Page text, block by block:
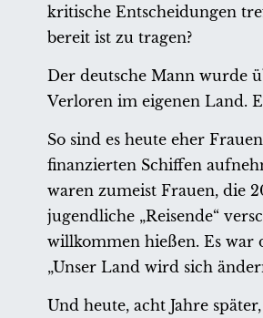
kritische Entscheidungen
bereit ist zu tragen?
Der deutsche Mann wurde
Verloren im eigenen Land.
So sind es heute eher
finanzierten Schiffen
waren zumeist Frauen, die
jugendliche „Reisende“
willkommen hießen. Es war
„Unser Land wird sich
Und heute, acht Jahre